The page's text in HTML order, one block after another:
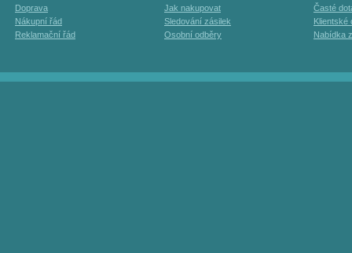
Doprava
Nákupní řád
Reklamační řád
Jak nakupovat
Sledování zásilek
Osobní odběry
Časté
Klientské
Nabídka